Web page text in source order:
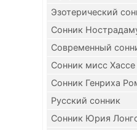
Эзотерический
Сонник
Современный
Сонник мисс Хассе
Сонник Генриха
Русский сонник
Сонник Юрия